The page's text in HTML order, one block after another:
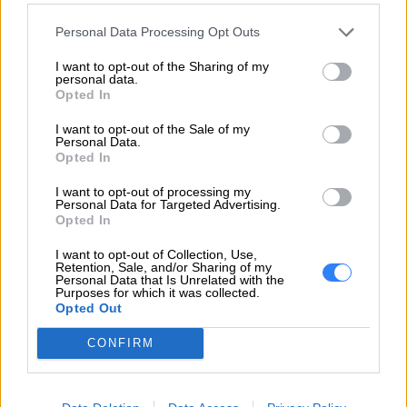
Personal Data Processing Opt Outs
I want to opt-out of the Sharing of my
personal data.
Opted In
I want to opt-out of the Sale of my
Personal Data.
Opted In
I want to opt-out of processing my
Personal Data for Targeted Advertising.
Opted In
I want to opt-out of Collection, Use,
Retention, Sale, and/or Sharing of my
Personal Data that Is Unrelated with the
Purposes for which it was collected.
Opted Out
CONFIRM
widzenia
178
widzenia
178
Technologia
Charakterystyka
Głębia Kolorów 8-
bit (6-bit + FRC),
faseta 2 mm (bok),
Low Blue Light